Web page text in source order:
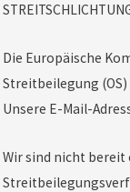
Die Europäische
Streitbeilegung
Unsere E-Mail-
Wir sind nicht